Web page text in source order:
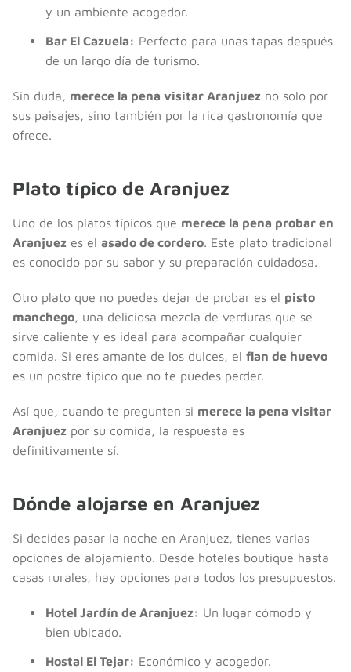
y un ambiente acogedor.
Bar El Cazuela: Perfecto para unas tapas después
de un largo día de turismo.
Sin duda, merece la pena visitar Aranjuez no solo por
sus paisajes, sino también por la rica gastronomía que
ofrece.
Plato típico de Aranjuez
Uno de los platos típicos que merece la pena probar en
Aranjuez es el asado de cordero. Este plato tradicional
es conocido por su sabor y su preparación cuidadosa.
Otro plato que no puedes dejar de probar es el pisto
manchego, una deliciosa mezcla de verduras que se
sirve caliente y es ideal para acompañar cualquier
comida. Si eres amante de los dulces, el flan de huevo
es un postre típico que no te puedes perder.
Así que, cuando te pregunten si merece la pena visitar
Aranjuez por su comida, la respuesta es
definitivamente sí.
Dónde alojarse en Aranjuez
Si decides pasar la noche en Aranjuez, tienes varias
opciones de alojamiento. Desde hoteles boutique hasta
casas rurales, hay opciones para todos los presupuestos.
Hotel Jardín de Aranjuez: Un lugar cómodo y
bien ubicado.
Hostal El Tejar: Económico y acogedor.